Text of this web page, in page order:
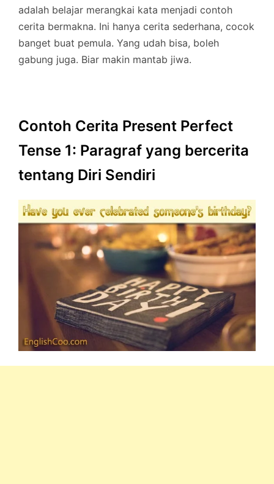
adalah belajar merangkai kata menjadi contoh
cerita bermakna. Ini hanya cerita sederhana, cocok
banget buat pemula. Yang udah bisa, boleh
gabung juga. Biar makin mantab jiwa.
Contoh Cerita Present Perfect
Tense 1: Paragraf yang bercerita
tentang Diri Sendiri